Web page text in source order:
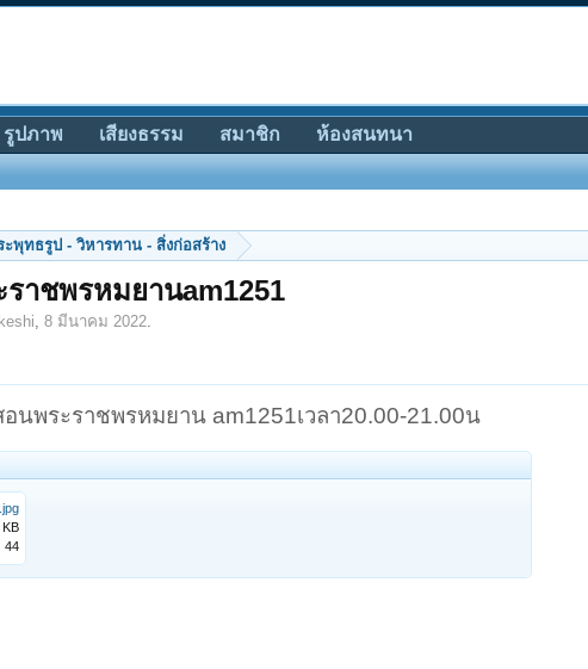
ะพุทธรูป - วิหารทาน - สิ่งก่อสร้าง
าชพรหมยานam1251
, 8 มีนาคม 2022.
พระราชพรหมยาน am1251เวลา20.00-21.00น
KB
44
รูปภาพ เสียงธรรม สมาชิก ห้องสนทนา